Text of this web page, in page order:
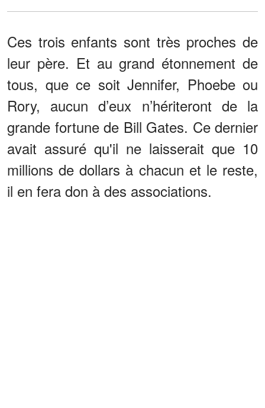
Ces trois enfants sont très proches de
leur père. Et au grand étonnement de
tous, que ce soit Jennifer, Phoebe ou
Rory, aucun d’eux n’hériteront de la
grande fortune de Bill Gates. Ce dernier
avait assuré qu'il ne laisserait que 10
millions de dollars à chacun et le reste,
il en fera don à des associations.